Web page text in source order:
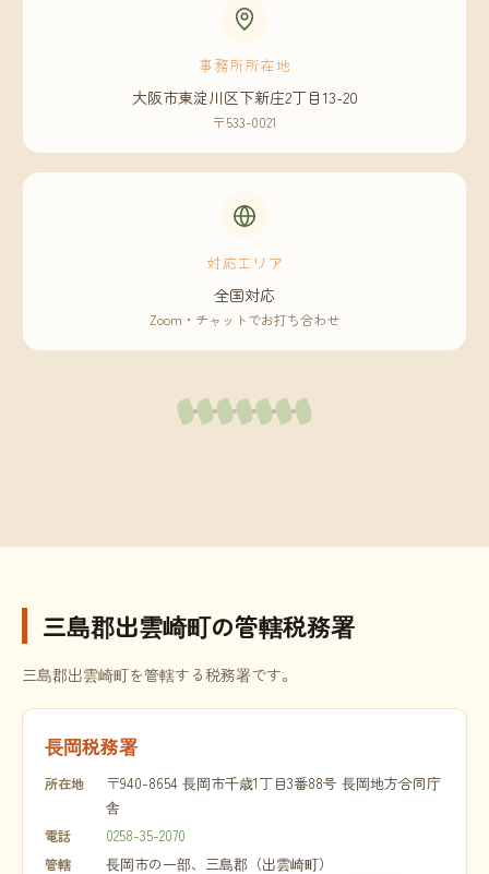
事務所所在地
大阪市東淀川区下新庄2丁目13-20
〒533-0021
対応エリア
全国対応
Zoom・チャットでお打ち合わせ
三島郡出雲崎町の管轄税務署
三島郡出雲崎町を管轄する税務署です。
長岡税務署
所在地
〒940-8654 長岡市千歳1丁目3番88号 長岡地方合同庁
舎
電話 0258-35-2070
管轄 長岡市の一部、三島郡（出雲崎町）